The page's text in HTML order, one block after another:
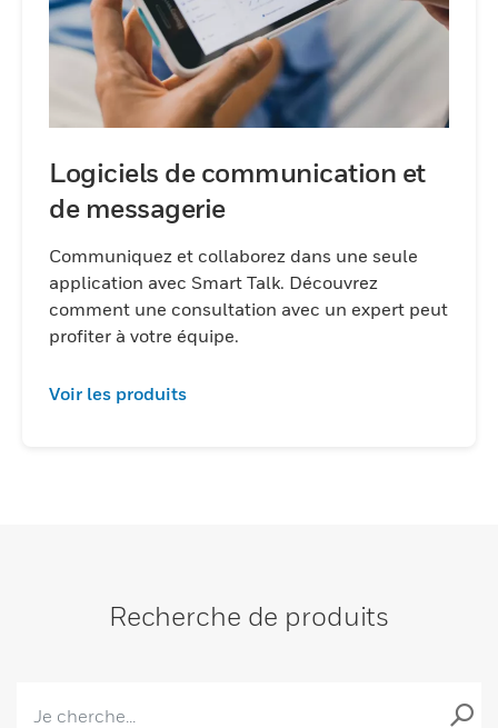
Logiciels de communication et
de messagerie
Communiquez et collaborez dans une seule
application avec Smart Talk. Découvrez
comment une consultation avec un expert peut
profiter à votre équipe.
Voir les produits
Recherche de produits